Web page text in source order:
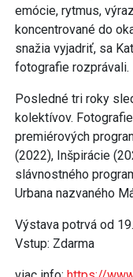
emócie, rytmus,
koncentrované do
snažia vyjadriť, sa
fotografie rozprávali.
Posledné tri roky
kolektívov.
premiérových
(2022), Inšpirácie
slávnostného
Urbana nazvaného
Výstava potrvá od
Vstup: Zdarma